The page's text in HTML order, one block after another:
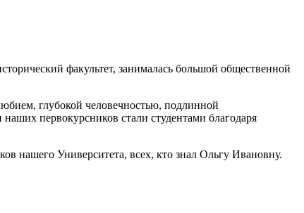
факультет, занималась большой общественной
глубокой человечностью, подлинной
первокурсников стали студентами благодаря
нашего Университета, всех, кто знал Ольгу Ивановну.